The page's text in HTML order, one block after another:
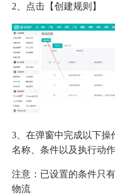
2、点击【创建规则】
3、在弹窗中完成以下操
名称、条件以及执行动
注意：已设置的条件只
物流